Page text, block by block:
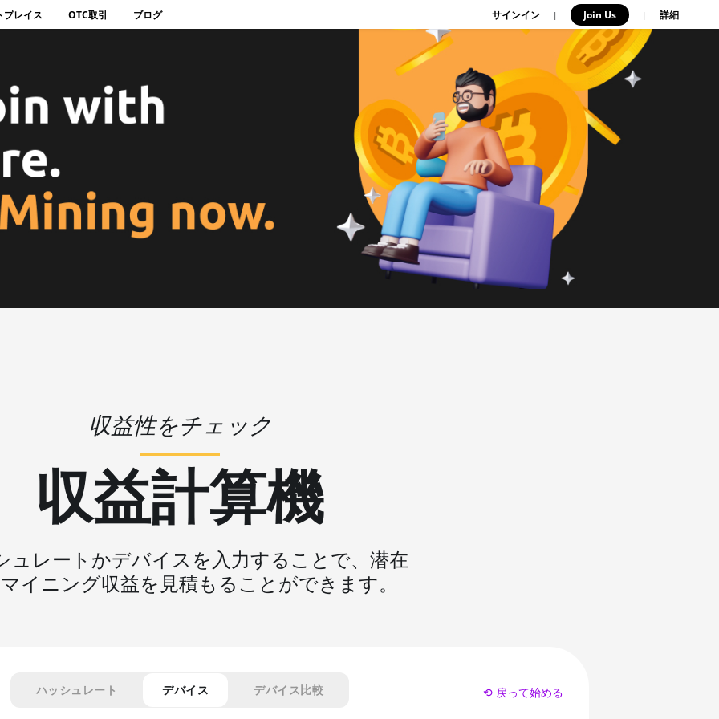
プレイス OTC取引 ブログ サインイン | Join Us | 詳細
収益性をチェック
収益計算機
ュレートかデバイスを入力することで、潜在
イニング収益を見積もることができます。
ハッシュレート デバイス デバイス比較 ⟲ 戻って始める